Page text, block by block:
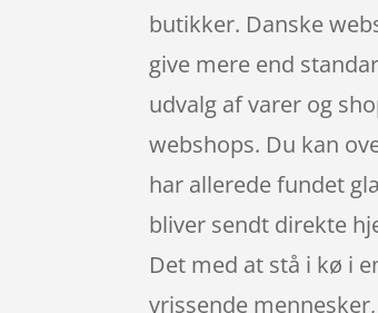
butikker. Danske
give mere end
udvalg af varer og
webshops. Du kan
har allerede fundet
bliver sendt direkte
Det med at stå i kø i
vrissende